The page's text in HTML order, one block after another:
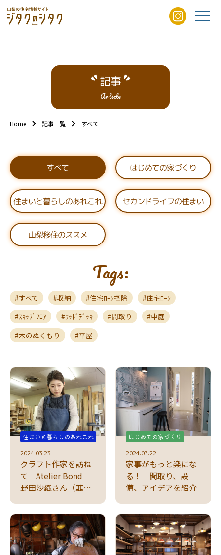
記事
Article
Home 記事一覧 すべて
すべて はじめての家づくり
住まいと暮らしのあれこれ セカンドライフの住まい
山梨移住のススメ
Tags:
すべて 収納 住宅ﾛｰﾝ控除
住宅ﾛｰﾝ
ｽｷｯﾌﾟﾌﾛｱ
ｳｯﾄﾞﾃﾞｯｷ 間取り
中庭
木のぬくもり
平屋
住まいと暮らしのあれこれ
2024.03.23
クラフト作家を訪ね
て Atelier Bond
野田沙織さん（韮崎
はじめての家づくり
2024.03.22
家事がもっと楽にな
る！ 間取り、設
備、アイデアを紹介